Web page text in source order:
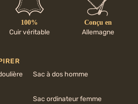
100%
Cuir véritable
Conçu en
Allemagne
Sac à dos homme
Sac ordinateur femme